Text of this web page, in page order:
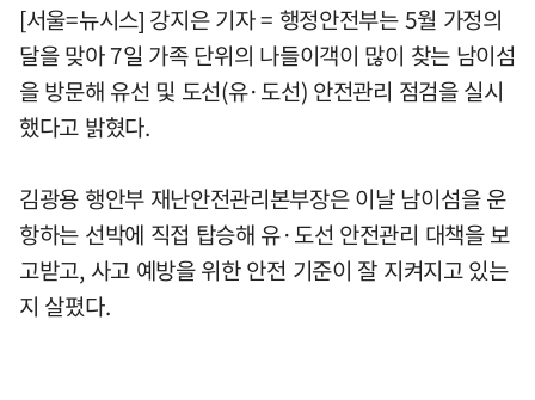
[서울=뉴시스] 강지은 기자 = 행정안전부는 5월 가정의
달을 맞아 7일 가족 단위의 나들이객이 많이 찾는 남이섬
을 방문해 유선 및 도선(유·도선) 안전관리 점검을 실시
했다고 밝혔다.
김광용 행안부 재난안전관리본부장은 이날 남이섬을 운
항하는 선박에 직접 탑승해 유·도선 안전관리 대책을 보
고받고, 사고 예방을 위한 안전 기준이 잘 지켜지고 있는
지 살폈다.